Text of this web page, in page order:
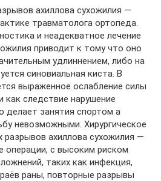
ахиллова сухожилия —
травматолога ортопеда.
и неадекватное лечение
приводит к тому что оно
удлиннением, либо на
синовиальная киста. В
выраженное ослабление силы
как следствие нарушение
делает занятия спортом а
невозможными. Хирургическое
разрывов ахиллова сухожилия —
операции, с высоким риском
таких как инфекция,
раны, повторные разрывы